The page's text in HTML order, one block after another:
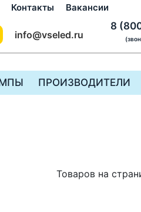
Контакты Вакансии
info@vseled.ru
8
ПРОИЗВОДИТЕЛИ
Товаров на